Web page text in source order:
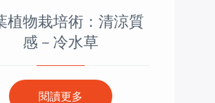
植物栽培術：清涼質
感－冷水草
閱讀更多